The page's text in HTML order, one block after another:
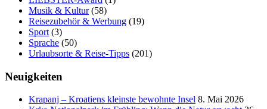
Musik & Kultur(58)
Reisezubehör & Werbung (19)
Sport (3)
Sprache (50)
Urlaubsorte & Reise-Tipps (201)
Neuigkeiten
Krapanj – Kroatiens kleinste bewohnte Insel 8. Mai 2026